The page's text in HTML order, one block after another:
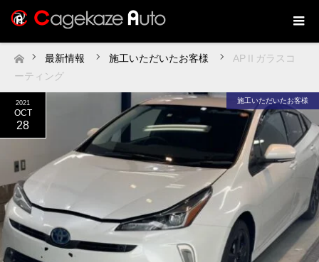
ホーム
最新情報 施工いただいたお客様
APⅡガラスコ
ーティング
2021
OCT
28
施工いただいたお客様